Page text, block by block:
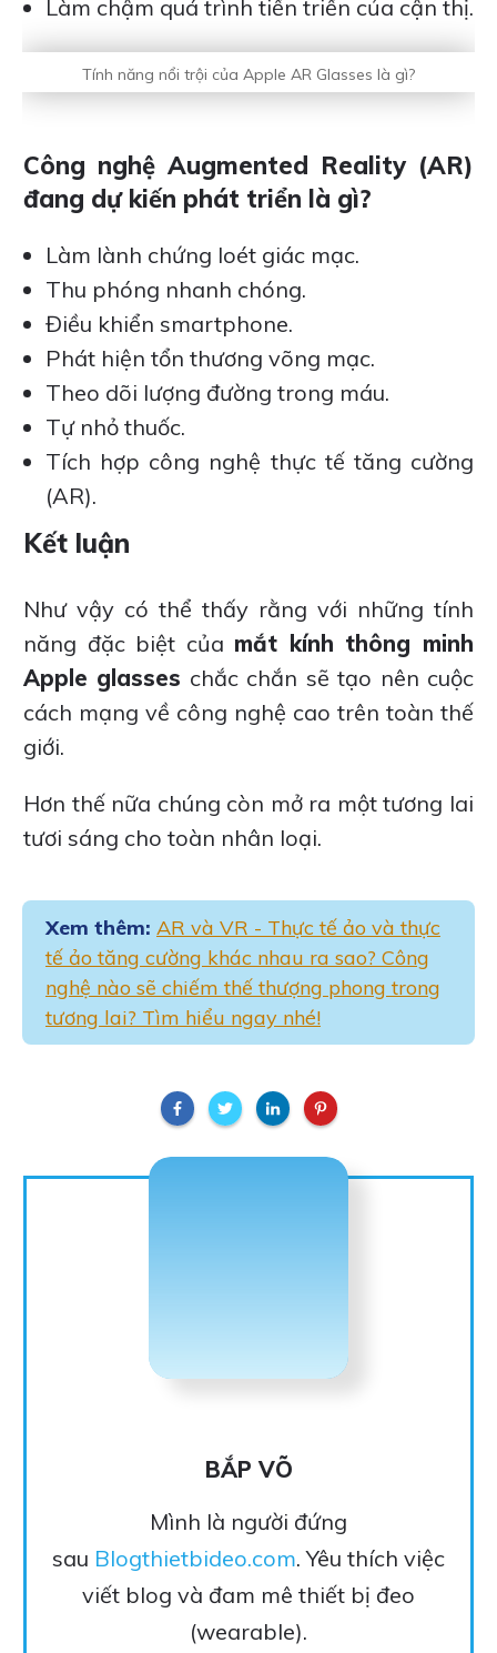
Làm chậm quá trình tiến triển của cận thị.
Tính năng nổi trội của Apple AR Glasses là gì?
Công nghệ Augmented Reality (AR)
đang dự kiến phát triển là gì?
Làm lành chứng loét giác mạc.
Thu phóng nhanh chóng.
Điều khiển smartphone.
Phát hiện tổn thương võng mạc.
Theo dõi lượng đường trong máu.
Tự nhỏ thuốc.
Tích hợp công nghệ thực tế tăng cường
(AR).
Kết luận
Như vậy có thể thấy rằng với những tính
năng đặc biệt của mắt kính thông minh
Apple glasses chắc chắn sẽ tạo nên cuộc
cách mạng về công nghệ cao trên toàn thế
giới.
Hơn thế nữa chúng còn mở ra một tương lai
tươi sáng cho toàn nhân loại.
Xem thêm: AR và VR - Thực tế ảo và thực
tế ảo tăng cường khác nhau ra sao? Công
nghệ nào sẽ chiếm thế thượng phong trong
tương lai? Tìm hiểu ngay nhé!
BẮP VÕ
Mình là người đứng
sau Blogthietbideo.com. Yêu thích việc
viết blog và đam mê thiết bị đeo
(wearable).